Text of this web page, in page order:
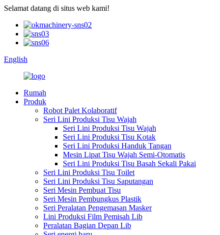
Selamat datang di situs web kami!
English
Rumah
Produk
Robot Palet Kolaboratif
Seri Lini Produksi Tisu Wajah
Seri Lini Produksi Tisu Wajah
Seri Lini Produksi Tisu Kotak
Seri Lini Produksi Handuk Tangan
Mesin Lipat Tisu Wajah Semi-Otomatis
Seri Lini Produksi Tisu Basah Sekali Pakai
Seri Lini Produksi Tisu Toilet
Seri Lini Produksi Tisu Saputangan
Seri Mesin Pembuat Tisu
Seri Mesin Pembungkus Plastik
Seri Peralatan Pengemasan Masker
Lini Produksi Film Pemisah Lib
Peralatan Bagian Depan Lib